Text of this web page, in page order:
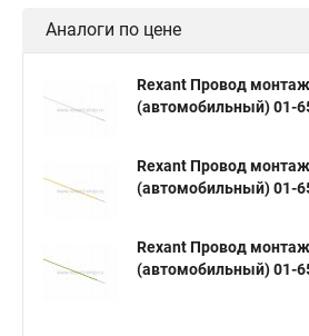
Аналоги по цене
Rexant Провод
(автомобильный) 01-
Rexant Провод
(автомобильный) 01-
Rexant Провод
(автомобильный) 01-